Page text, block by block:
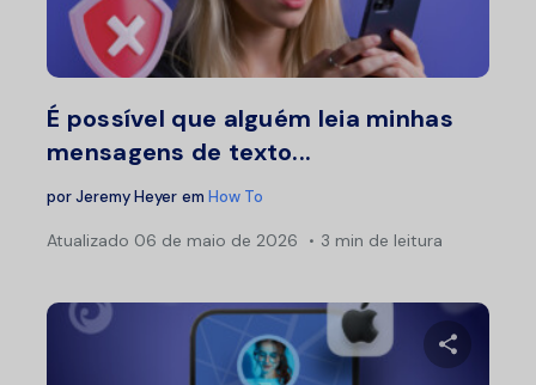
É possível que alguém leia minhas
mensagens de texto...
porJeremy Heyer em How To
Atualizado 06 de maio de 2026 3 min de leitura